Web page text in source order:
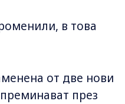
в това
от две нови
през